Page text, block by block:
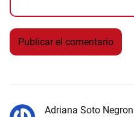
Adriana Soto Negron